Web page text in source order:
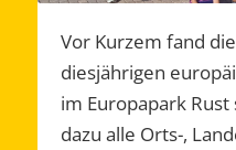
Vor Kurzem fand
diesjährigen
im Europapark
dazu alle Orts-,